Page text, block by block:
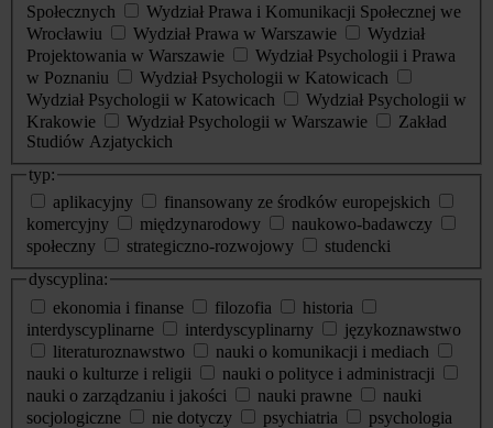
Społecznych
Wydział Prawa i Komunikacji Społecznej we
Wrocławiu
Wydział Prawa w Warszawie
Wydział
Projektowania w Warszawie
Wydział Psychologii i Prawa
w Poznaniu
Wydział Psychologii w Katowicach
Wydział Psychologii w Katowicach
Wydział Psychologii w
Krakowie
Wydział Psychologii w Warszawie
Zakład
Studiów Azjatyckich
typ:
aplikacyjny
finansowany ze środków europejskich
komercyjny
międzynarodowy
naukowo-badawczy
społeczny
strategiczno-rozwojowy
studencki
dyscyplina:
ekonomia i finanse
filozofia
historia
interdyscyplinarne
interdyscyplinarny
językoznawstwo
literaturoznawstwo
nauki o komunikacji i mediach
nauki o kulturze i religii
nauki o polityce i administracji
nauki o zarządzaniu i jakości
nauki prawne
nauki
socjologiczne
nie dotyczy psychiatria
psychologia